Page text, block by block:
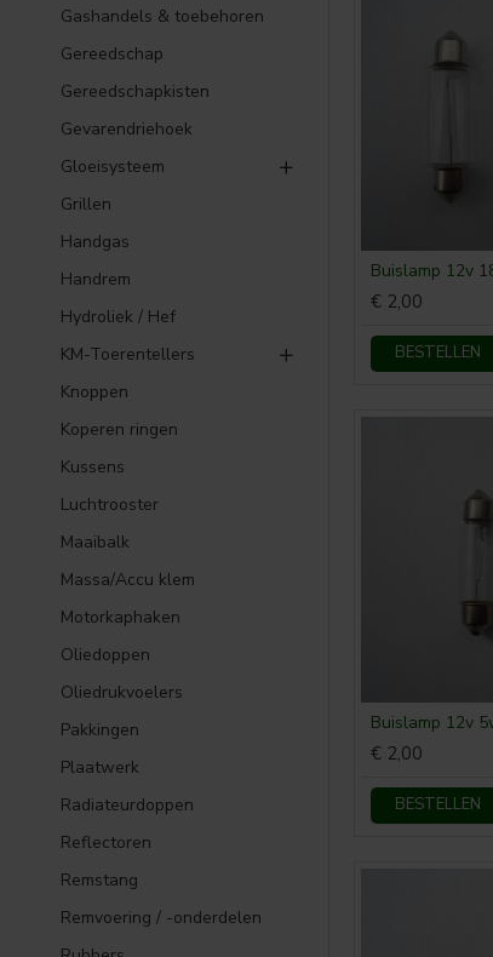
Gashandels & toebehoren
Gereedschap
Gereedschapkisten
Gevarendriehoek
Gloeisysteem
Grillen
Handgas
Handrem
Hydroliek / Hef
KM-Toerentellers
Knoppen
Koperen ringen
Kussens
Luchtrooster
Maaibalk
Massa/Accu klem
Motorkaphaken
Oliedoppen
Oliedrukvoelers
Pakkingen
Plaatwerk
Radiateurdoppen
Reflectoren
Remstang
Remvoering / -onderdelen
Buislamp 12v
€ 2,00
BESTELLEN
Buislamp 12v
€ 2,00
BESTELLEN